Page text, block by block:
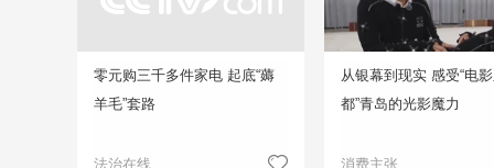
零元购三千多件家电 起底“薅
羊毛”套路
法治在线
从银幕到现实 感受“电
都”青岛的光影魔力
消费主张